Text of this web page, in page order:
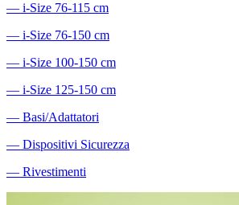
― i-Size 76-115 cm
― i-Size 76-150 cm
― i-Size 100-150 cm
― i-Size 125-150 cm
― Basi/Adattatori
― Dispositivi Sicurezza
― Rivestimenti